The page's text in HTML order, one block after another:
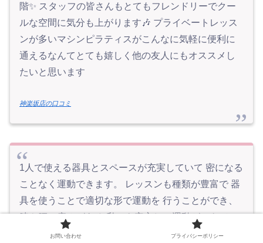
階✨ スタッフの皆さんもとてもフレンドリーでクー
ルな空間に気分も上がります🎶 プライベートレッス
ンが多いマシンピラティスがこんなに気軽に便利に
通えるなんてとても嬉しく他の友人にもオススメし
たいと思います
神楽坂店の口コミ
1人で使える器具とスペースが充実していて 密になる
ことなく運動できます。 レッスンも種類が豊富で 器
具を使うことで適切な形で運動を 行うことができ、
膝や腰に痛みがある 私でも安心して運動ができてい
ます。 ピラティスを始めて1カ月で 久しぶりに会っ
お問い合わせ プライバシーポリシー